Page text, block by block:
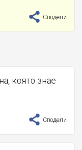
Сподели
която знае
Сподели